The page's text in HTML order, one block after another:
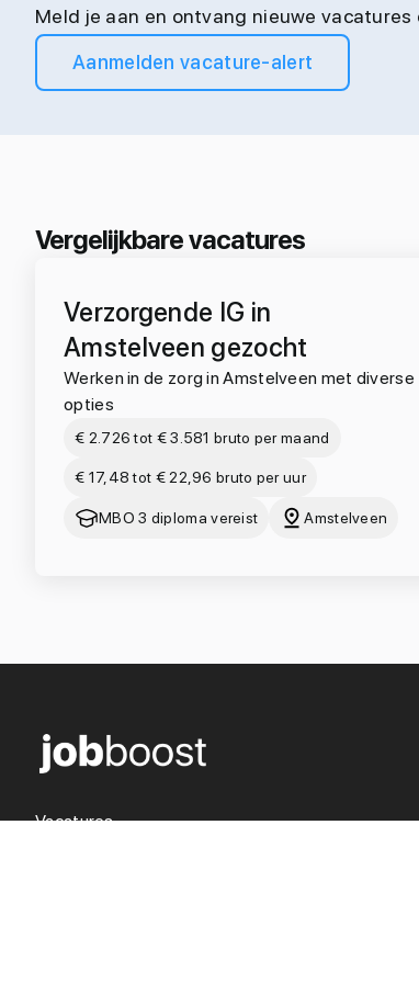
Meld je aan en ontvang nieuwe
Aanmelden vacature-alert
Vergelijkbare vacatures
Verzorgende IG in
Amstelveen gezocht
Werken in de zorg in Amstelveen met diverse
opties
€ 2.726 tot € 3.581 bruto per maand
€ 17,48 tot € 22,96 bruto per uur
MBO 3 diploma vereist Amstelveen
Vacatures